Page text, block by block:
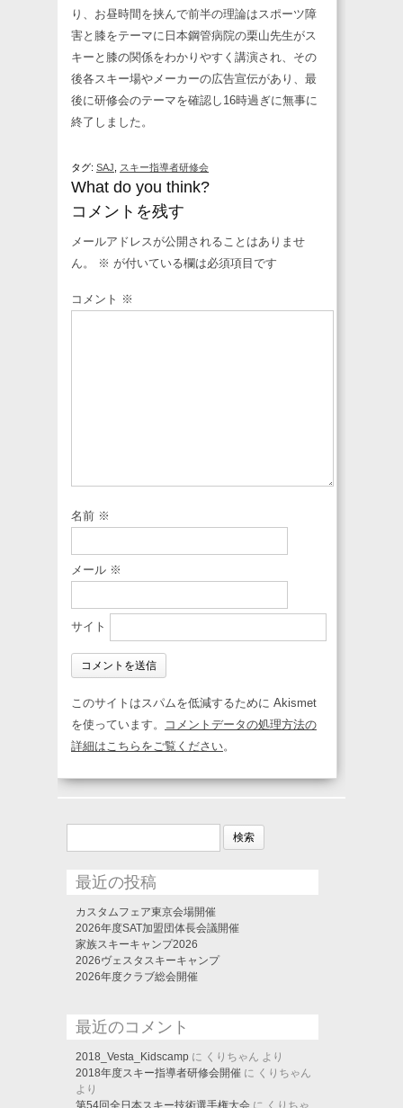
り、お昼時間を挟んで前半の理論はスポーツ障
害と膝をテーマに日本鋼管病院の栗山先生がス
キーと膝の関係をわかりやすく講演され、その
後各スキー場やメーカーの広告宣伝があり、最
後に研修会のテーマを確認し16時過ぎに無事に
終了しました。
タグ: SAJ スキー指導者研修会
What do you think?
コメントを残す
メールアドレスが公開されることはありませ
ん。
※ が付いている欄は必須項目です
コメント ※
名前 ※
メール ※
サイト
このサイトはスパムを低減するために Akismet
を使っています。
コメントデータの処理方法の
詳細はこちらをご覧ください。
検
最近の投稿
カスタムフェア東京会場開催
2026年度SAT加盟団体長会議開催
家族スキーキャンプ2026
2026ヴェスタスキーキャンプ
2026年度クラブ総会開催
最近のコメント
2018_Vesta_Kidscamp に くりちゃん より
2018年度スキー指導者研修会開催 に くりちゃん
より
第54回全日本スキー技術選手権大会 に くりちゃ